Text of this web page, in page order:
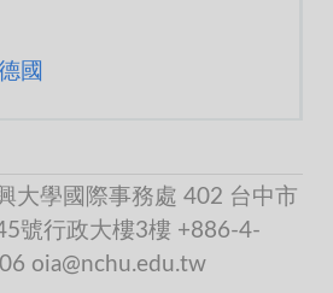
國
大學國際事務處 402 台中市
號行政大樓3樓 +886-4-
oia@nchu.edu.tw